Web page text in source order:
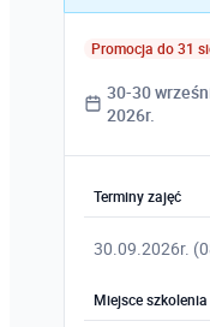
Promocja do 31
30-30
2026r.
Terminy zajęć
30.09.2026r.
Miejsce szkolenia